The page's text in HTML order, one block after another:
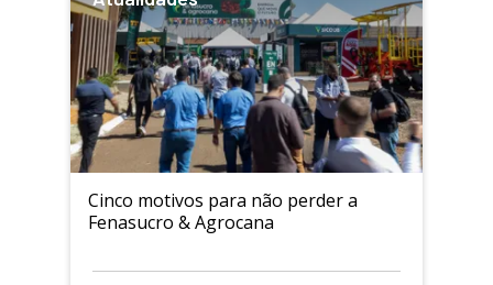
Cinco motivos para não perder a
Fenasucro & Agrocana